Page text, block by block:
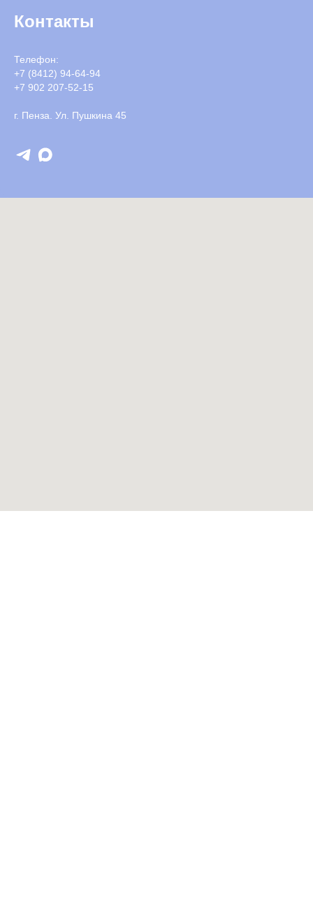
Контакты
Телефон:
+7 (8412) 94-64-94
+7 902 207-52-15
г. Пенза. Ул. Пушкина 45